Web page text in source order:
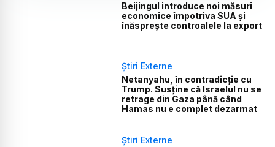
Beijingul introduce noi măsuri
economice împotriva SUA și
înăsprește controalele la export
Știri Externe
Netanyahu, în contradicție cu
Trump. Susține că Israelul nu se
retrage din Gaza până când
Hamas nu e complet dezarmat
Știri Externe